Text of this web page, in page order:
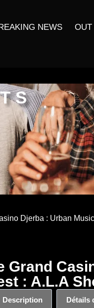
NEWS OUT
Djerba : Urban
Grand
: A.L.A
Description Détails